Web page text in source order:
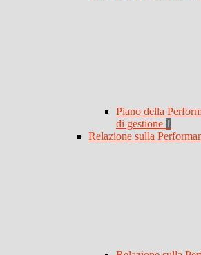
Piano della
di gestione 1
Relazione sulla